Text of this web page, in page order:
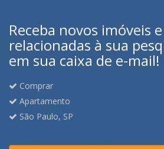
Receba novos imóveis
relacionadas à sua
em sua caixa de e-mail!
Comprar
Apartamento
São Paulo, SP